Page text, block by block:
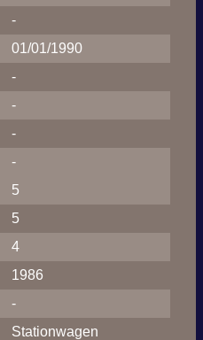
-
01/01/1990
-
-
-
-
5
5
4
1986
-
Stationwagen